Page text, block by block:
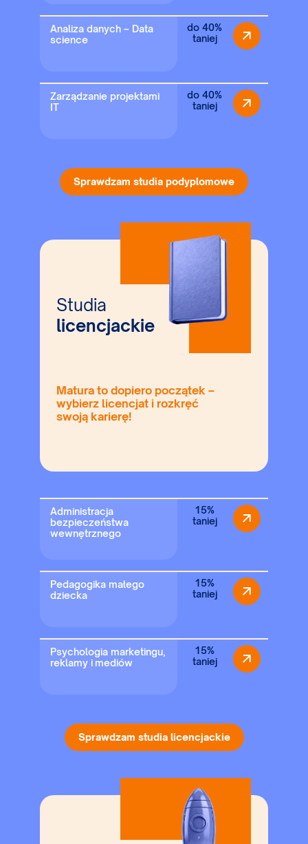
Analiza danych – Data
science
do 40%
taniej
Zarządzanie projektami
IT
do 40%
taniej
Sprawdzam studia podyplomowe
Administracja
bezpieczeństwa
wewnętrznego
15%
taniej
Pedagogika małego
dziecka
15%
taniej
Psychologia marketingu,
reklamy i mediów
15%
taniej
Sprawdzam studia licencjackie
Studia
licencjackie
Matura to dopiero początek –
wybierz licencjat i rozkręć
swoją karierę!